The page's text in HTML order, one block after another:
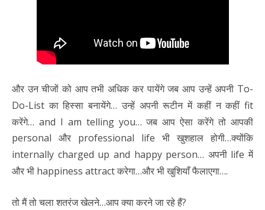
और उन चीजों को आप तभी अधिक कर पायेंगे जब आप उन्हें अपनी To-
Do-List का हिस्सा बनायेंगे… उन्हें अपनी रूटीन में कहीं न कहीं fit
करेंगे… and I am telling you… जब आप ऐसा करेंगे तो आपकी
personal और professional life भी खुशहाल होगी…क्योंकि
internally charged up and happy person… अपनी life में
और भी happiness attract करेगा…और भी खुशियाँ फैलाएगा….
तो मैं तो चला शतरंज खेलने…आप क्या करने जा रहे हैं?